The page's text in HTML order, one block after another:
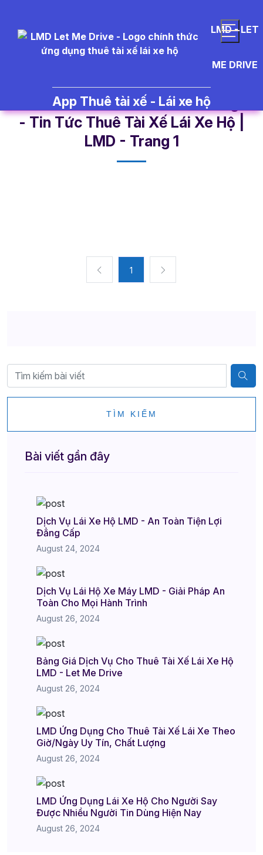
LMD - LET
ME DRIVE
App Thuê tài xế - Lái xe hộ
- Tin Tức Thuê Tài Xế Lái Xe Hộ |
LMD - Trang 1​
1
TÌM KIẾM
Bài viết gần đây
Dịch Vụ Lái Xe Hộ LMD - An Toàn Tiện Lợi
Đẳng Cấp
August 24, 2024
Dịch Vụ Lái Hộ Xe Máy LMD - Giải Pháp An
Toàn Cho Mọi Hành Trình
August 26, 2024
Bảng Giá Dịch Vụ Cho Thuê Tài Xế Lái Xe Hộ
LMD - Let Me Drive
August 26, 2024
LMD Ứng Dụng Cho Thuê Tài Xế Lái Xe Theo
Giờ/Ngày Uy Tín, Chất Lượng
August 26, 2024
LMD Ứng Dụng Lái Xe Hộ Cho Người Say
Được Nhiều Người Tin Dùng Hiện Nay
August 26, 2024